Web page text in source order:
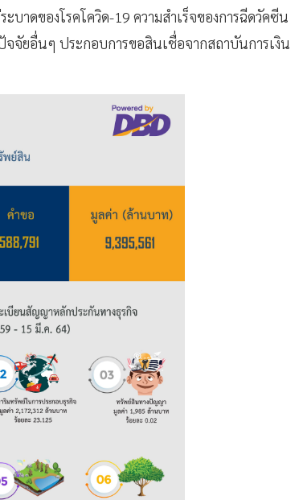
าดของโรคโควิด-19 ความสำเร็จของการฉีดวัคซีน
จัยอื่นๆ ประกอบการขอสินเชื่อจากสถาบันการเงิน